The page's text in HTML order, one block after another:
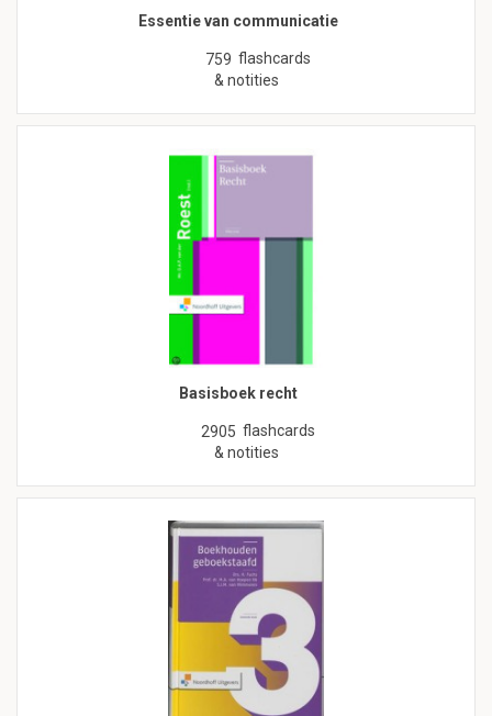
Essentie van communicatie
759 flashcards
& notities
Basisboek recht
2905 flashcards
& notities